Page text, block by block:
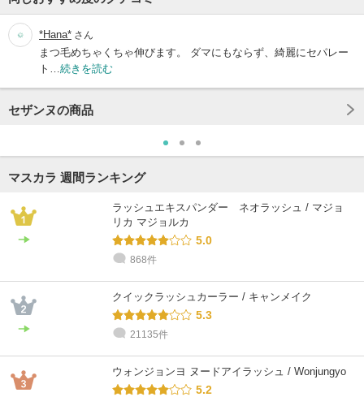
*Hana* さん
まつ毛めちゃくちゃ伸びます。 ダマにもならず、綺麗にセパレー
ト… 続きを読む
セザンヌの商品
マスカラ 週間ランキング
ラッシュエキスパンダー ネオラッシュ / マジョ
リカ マジョルカ
5.0
868件
クイックラッシュカーラー / キャンメイク
5.3
21135件
ウォンジョンヨ ヌードアイラッシュ / Wonjungyo
5.2